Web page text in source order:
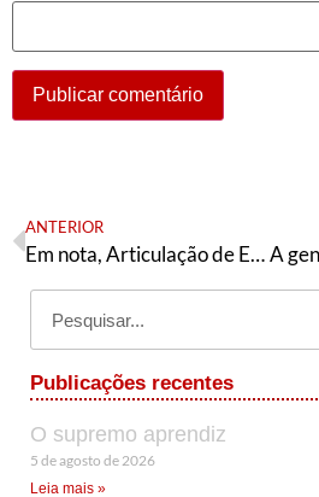
ANTERIOR
Em nota, Articulação de Esquerda de São Bernado do Campo se manifesta sobre indicação a vice-prefeito
Publicações recentes
O supremo aprendiz
5 de agosto de 2026
Leia mais »